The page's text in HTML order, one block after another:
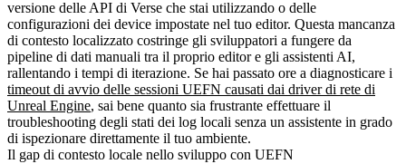
versione delle API di Verse che stai utilizzando o delle
configurazioni dei device impostate nel tuo editor. Questa mancanza
di contesto localizzato costringe gli sviluppatori a fungere da
pipeline di dati manuali tra il proprio editor e gli assistenti AI,
rallentando i tempi di iterazione. Se hai passato ore a diagnosticare i
timeout di avvio delle sessioni UEFN causati dai driver di rete di
Unreal Engine, sai bene quanto sia frustrante effettuare il
troubleshooting degli stati dei log locali senza un assistente in grado
di ispezionare direttamente il tuo ambiente.
Il gap di contesto locale nello sviluppo con UEFN